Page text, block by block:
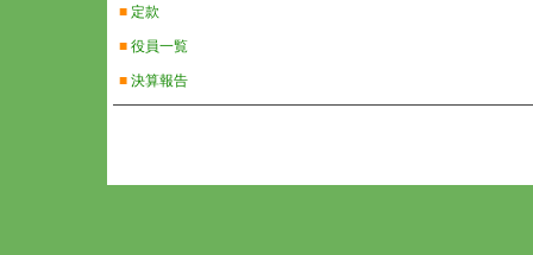
■ 定款
■ 役員一覧
■ 決算報告